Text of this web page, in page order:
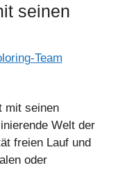
seinen
Team
mit seinen
Welt der
freien Lauf und
oder